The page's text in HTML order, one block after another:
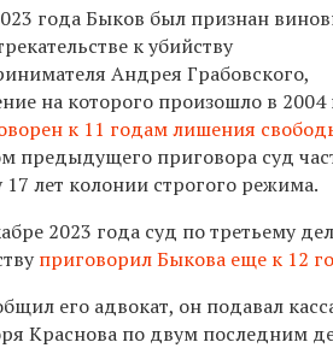
года Быков был признан
к убийству
Андрея Грабовского,
на которого произошло в 2004
к 11 годам лишения
предыдущего приговора суд
лет колонии строгого режима.
2023 года суд по третьему
приговорил Быкова еще к 12
его адвокат, он подавал
Краснова по двум последним